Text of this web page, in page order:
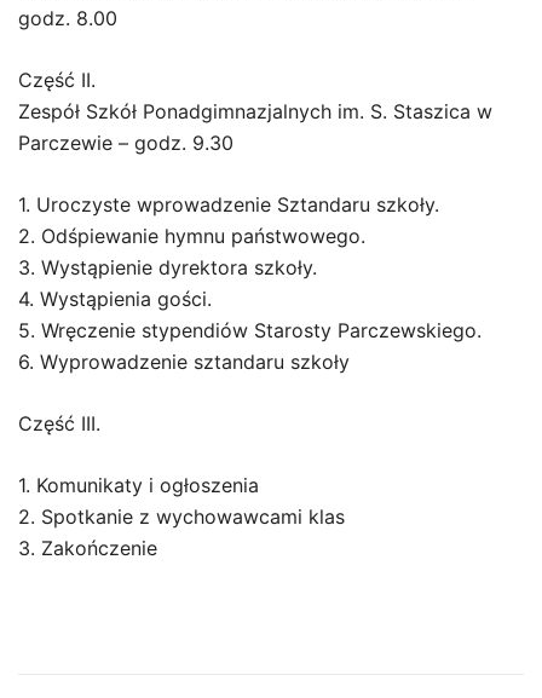
godz. 8.00
Część II.
Zespół Szkół Ponadgimnazjalnych im. S. Staszica w
Parczewie – godz. 9.30
1. Uroczyste wprowadzenie Sztandaru szkoły.
2. Odśpiewanie hymnu państwowego.
3. Wystąpienie dyrektora szkoły.
4. Wystąpienia gości.
5. Wręczenie stypendiów Starosty Parczewskiego.
6. Wyprowadzenie sztandaru szkoły
Część III.
1. Komunikaty i ogłoszenia
2. Spotkanie z wychowawcami klas
3. Zakończenie